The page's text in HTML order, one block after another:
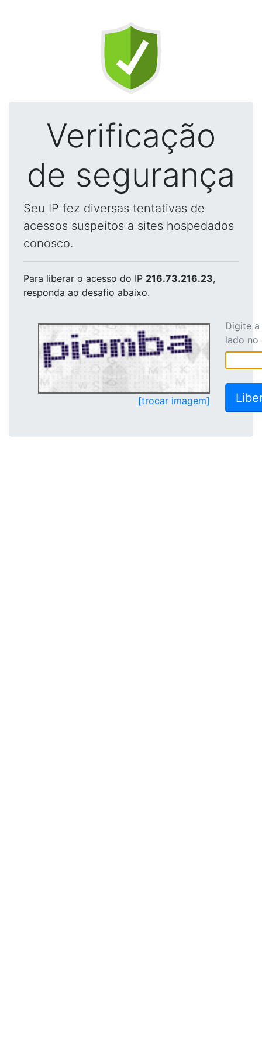
Verificação
de segurança
Seu IP fez diversas tentativas de
acessos suspeitos a sites hospedados
conosco.
Para liberar o acesso do IP 216.73.216.23,
responda ao desafio abaixo.
[trocar imagem]
Digite
lado no